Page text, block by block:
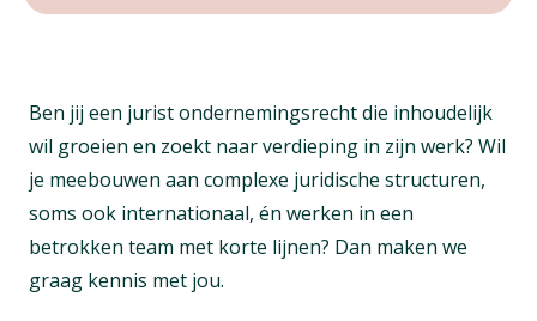
Ben jij een jurist ondernemingsrecht die inhoudelijk
wil groeien en zoekt naar verdieping in zijn werk? Wil
je meebouwen aan complexe juridische structuren,
soms ook internationaal, én werken in een
betrokken team met korte lijnen? Dan maken we
graag kennis met jou.